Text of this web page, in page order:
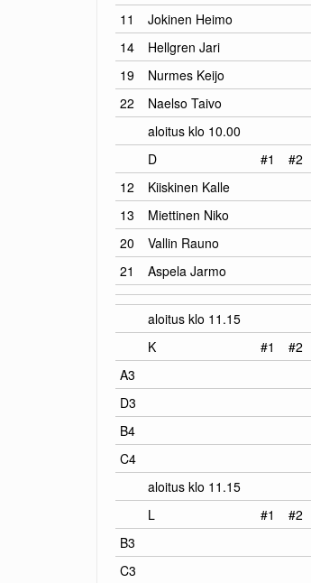
11
Jokinen Heimo
14
Hellgren Jari
19
Nurmes Keijo
22
Naelso Taivo
aloitus klo 10.00
D
#1 #2
12
Kiiskinen Kalle
13
Miettinen Niko
20
Vallin Rauno
21
Aspela Jarmo
aloitus klo 11.15
K
#1 #2
A3
D3
B4
C4
aloitus klo 11.15
L
#1 #2
B3
C3